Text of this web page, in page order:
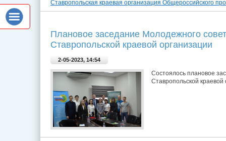
Ставропольская краевая организация Общероссийского
Плановое заседание Молодежного
Ставропольской краевой организации
2-05-2023, 14:54
Состоялось плановое
Ставропольской